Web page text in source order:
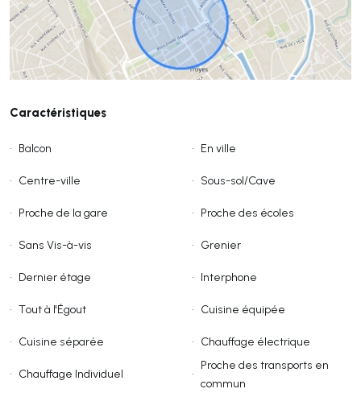
Caractéristiques
• Balcon • En ville
• Centre-ville • Sous-sol/Cave
• Proche de la gare • Proche des écoles
• Sans Vis-à-vis • Grenier
• Dernier étage • Interphone
• Tout à l'Égout • Cuisine équipée
• Cuisine séparée • Chauffage électrique
• Chauffage Individuel •
Proche des transports en
commun